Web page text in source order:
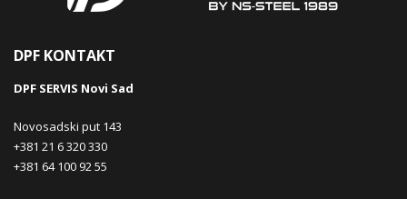
DPF KONTAKT
DPF SERVIS Novi Sad
Novosadski put 143
+381 21 6 320 330
+381 64 100 92 55